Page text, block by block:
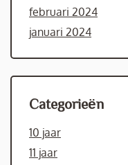
februari 2024
januari 2024
Categorieën
10 jaar
11 jaar